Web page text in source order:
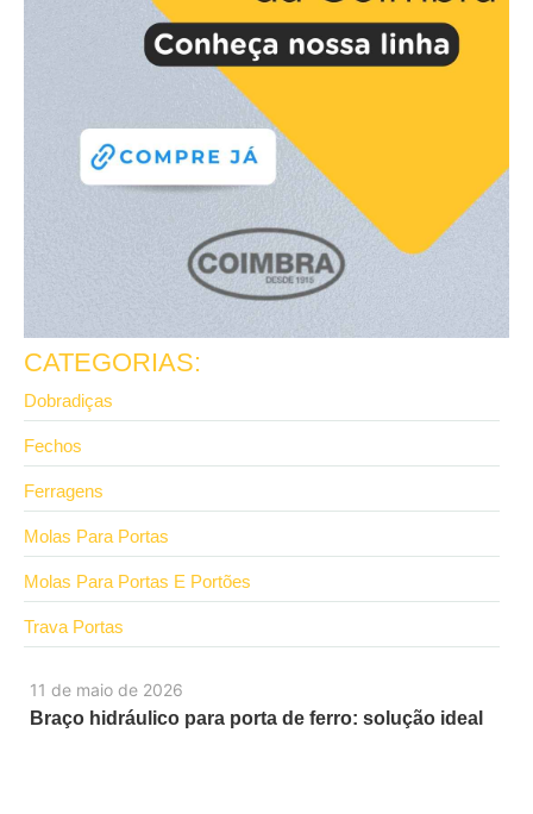
11 de maio de 2026
Braço hidráulico para porta de ferro: solução ideal
CATEGORIAS:
Dobradiças
Fechos
Ferragens
Molas Para Portas
Molas Para Portas E Portões
Trava Portas